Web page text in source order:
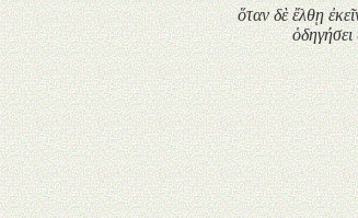
ὅταν δὲ ἔλθῃ
ὁδηγήσει